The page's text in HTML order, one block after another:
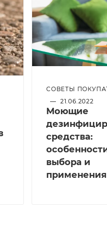
СОВЕТЫ
— 21.06.2022
Моющие
средства:
выбора и
применения